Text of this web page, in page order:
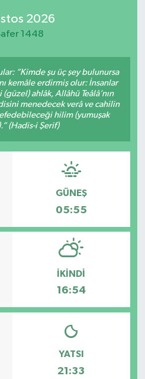
2026
1448
“Kimde şu üç şey bulunursa
kemâle erdirmiş olur: İnsanlar
ahlâk, Allâhü Teâlâ’nın
menedecek verâ ve cahilin
hilim (yumuşak
(Hadis-i Şerif)
GÜNEŞ
05:55
İKINDI
16:54
YATSI
21:33